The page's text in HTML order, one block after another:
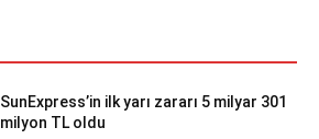
SunExpress’in ilk yarı zararı 5 milyar 301
milyon TL oldu